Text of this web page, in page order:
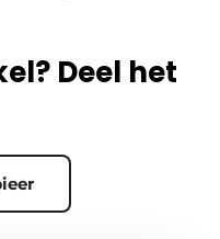
Deel het